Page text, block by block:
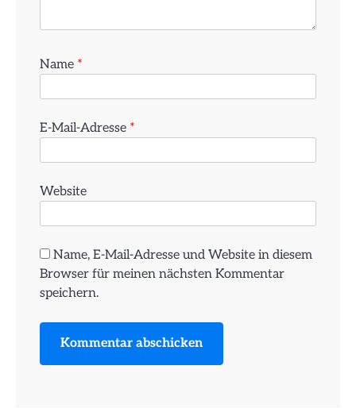
Name *
E-Mail-Adresse *
Website
Name, E-Mail-Adresse und Website in diesem
Browser für meinen nächsten Kommentar
speichern.